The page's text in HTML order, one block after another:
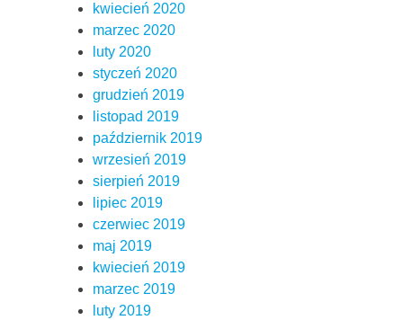
kwiecień 2020
marzec 2020
luty 2020
styczeń 2020
grudzień 2019
listopad 2019
październik 2019
wrzesień 2019
sierpień 2019
lipiec 2019
czerwiec 2019
maj 2019
kwiecień 2019
marzec 2019
luty 2019